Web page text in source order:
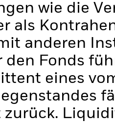
wie die
als
anderen
den Fonds
eines
zurück.